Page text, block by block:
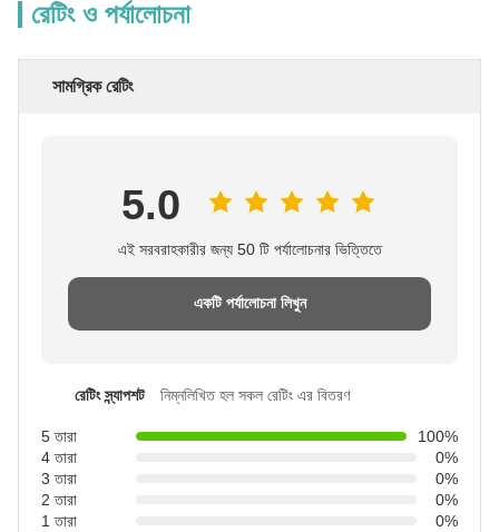
রেটিং ও পর্যালোচনা
সামগ্রিক রেটিং
5.0
এই সরবরাহকারীর জন্য 50 টি পর্যালোচনার ভিত্তিতে
একটি পর্যালোচনা লিখুন
রেটিং স্ন্যাপশট নিম্নলিখিত হল সকল রেটিং এর বিতরণ
5 তারা
100%
4 তারা
0%
3 তারা
0%
2 তারা
0%
1 তারা
0%